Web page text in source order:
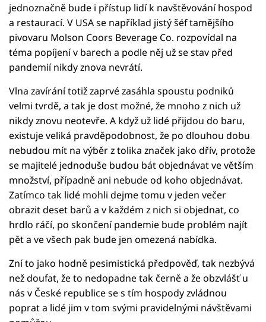
jednoznačně bude i přístup lidí k navštěvování hospod
a restaurací. V USA se například jistý šéf tamějšího
pivovaru Molson Coors Beverage Co. rozpovídal na
téma popíjení v barech a podle něj už se stav před
pandemií nikdy znova nevrátí.
Vlna zavírání totiž zaprvé zasáhla spoustu podniků
velmi tvrdě, a tak je dost možné, že mnoho z nich už
nikdy znovu neotevře. A když už lidé přijdou do baru,
existuje veliká pravděpodobnost, že po dlouhou dobu
nebudou mít na výběr z tolika značek jako dřív, protože
se majitelé jednoduše budou bát objednávat ve větším
množství, případně ani nebude od koho objednávat.
Zatímco tak lidé mohli dejme tomu v jeden večer
obrazit deset barů a v každém z nich si objednat, co
hrdlo ráčí, po skončení pandemie bude problém najít
pět a ve všech pak bude jen omezená nabídka.
Zní to jako hodně pesimistická předpověď, tak nezbývá
než doufat, že to nedopadne tak černě a že obzvlášť u
nás v České republice se s tím hospody zvládnou
poprat a lidé jim v tom svými pravidelnými návštěvami